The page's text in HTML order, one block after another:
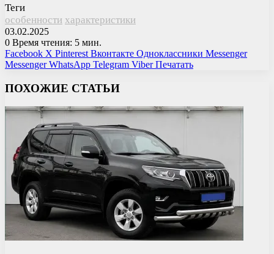
Теги
особенности характеристики
03.02.2025
0 Время чтения: 5 мин.
Facebook X Pinterest Вконтакте Одноклассники Messenger
Messenger WhatsApp Telegram Viber Печатать
ПОХОЖИЕ СТАТЬИ